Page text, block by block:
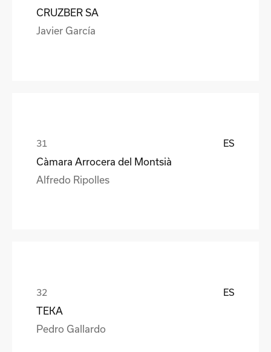
CRUZBER SA
Javier García
ES
Càmara Arrocera del Montsià
Alfredo Ripolles
ES
TEKA
Pedro Gallardo